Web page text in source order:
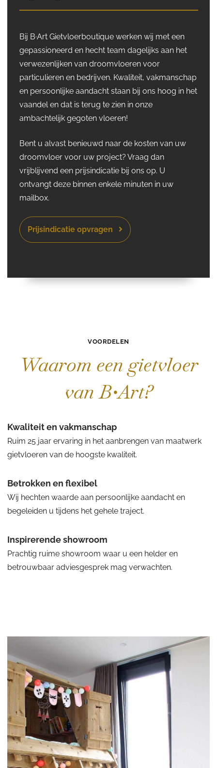
Bij B·Art Gietvloerboutique werken wij met een
gepassioneerd en hecht team dagelijks aan het
verwezenlijken van droomvloeren voor
particulieren en bedrijven. Kwaliteit, vakmanschap
en persoonlijke aandacht staan bij ons hoog in het
vaandel en dat is terug te zien in onze
ambachtelijk gegoten vloeren!
Bent u alvast benieuwd naar de kosten van uw
droomvloer voor uw project? Vraag dan
vrijblijvend een prijsindicatie bij ons op. U
ontvangt deze binnen enkele minuten in uw
mailbox.
Prijsindicatie opvragen
VOORDELEN
Waarom een gietvloer
van B•Art?
Kwaliteit en vakmanschap
Ruim 25 jaar ervaring in het aanbrengen van maatwerk
gietvloeren van de hoogste kwaliteit.
Betrokken en flexibel
Wij hechten waarde aan persoonlijke aandacht en
begeleiden u tijdens het gehele traject.
Inspirerende showroom
Prachtig ruime showroom waar u een helder en
betrouwbaar adviesgesprek mag verwachten.